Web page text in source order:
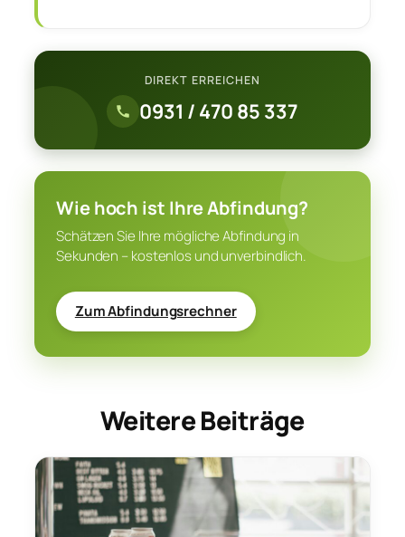
DIREKT ERREICHEN
0931 / 470 85 337
Wie hoch ist Ihre Abfindung?
Schätzen Sie Ihre mögliche Abfindung in
Sekunden – kostenlos und unverbindlich.
Zum Abfindungsrechner
Weitere Beiträge